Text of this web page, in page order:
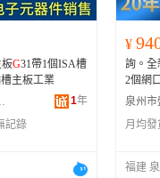
G31帶1個ISA槽
主板工業
有限公司
1年
記錄
¥
詢。全
2個網
月均發
福建